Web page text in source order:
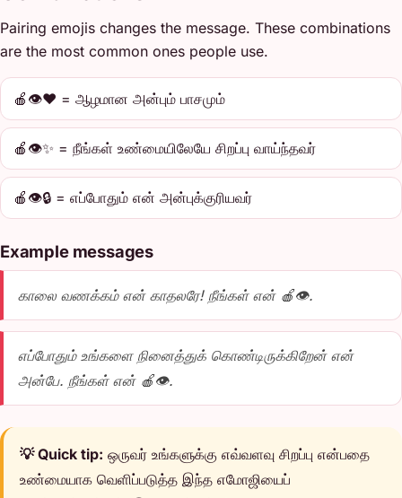
Pairing emojis changes the message. These combinations
are the most common ones people use.
🍎👁️❤️ = ஆழமான அன்பும் பாசமும்
🍎👁️✨ = நீங்கள் உண்மையிலேயே சிறப்பு வாய்ந்தவர்
🍎👁️🔒 = எப்போதும் என் அன்புக்குரியவர்
Example messages
காலை வணக்கம் என் காதலரே! நீங்கள் என் 🍎👁️.
எப்போதும் உங்களை நினைத்துக் கொண்டிருக்கிறேன் என்
அன்பே. நீங்கள் என் 🍎👁️.
💡 Quick tip: ஒருவர் உங்களுக்கு எவ்வளவு சிறப்பு என்பதை
உண்மையாக வெளிப்படுத்த இந்த எமோஜியைப்